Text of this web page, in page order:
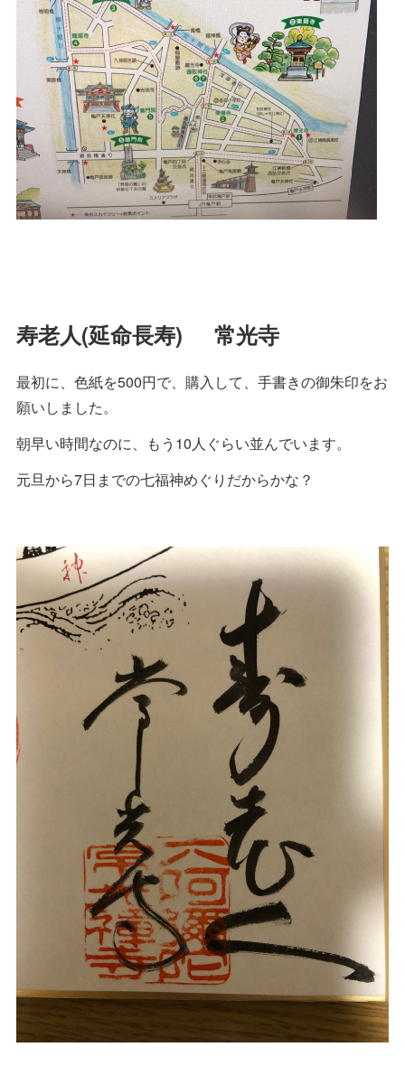
寿老人(延命長寿) 常光寺
最初に、色紙を500円で、購入して、手書きの御朱印をお
願いしました。
朝早い時間なのに、もう10人ぐらい並んでいます。
元旦から7日までの七福神めぐりだからかな？